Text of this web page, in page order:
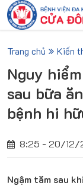
Trang chủ Kiến
Nguy
sau bữa
bệnh hi
8:25 - 20/12/
Ngậm tăm sau